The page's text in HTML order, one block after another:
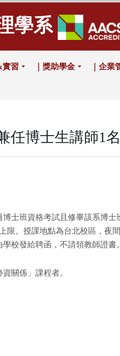
學系
實習 ｜獎助學金 ｜企業
任博士生講師1名
士班資格考試且修畢該系博
限。授課地點為台北校區，夜間
校發給聘函，不請領教師證書。
關係」課程者。